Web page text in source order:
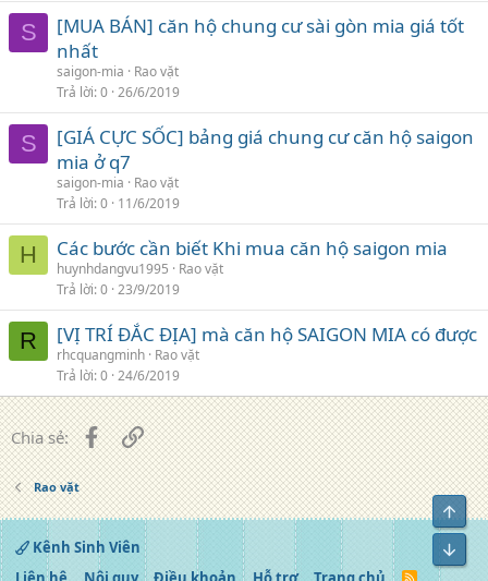
S
[MUA BÁN] căn hộ chung cư sài gòn mia giá tốt
nhất
saigon-mia
Rao vặt
Trả lời 0 26/6/2019
S
[GIÁ CỰC SỐC] bảng giá chung cư căn hộ saigon
mia ở q7
saigon-mia
Rao vặt
Trả lời 0 11/6/2019
H Các bước cần biết Khi mua căn hộ saigon mia
huynhdangvu1995
Rao vặt
Trả lời 0 23/9/2019
R [VỊ TRÍ ĐẮC ĐỊA] mà căn hộ SAIGON MIA có được
rhcquangminh Rao vặt
Trả lời 0 24/6/2019
Chia sẻ: FacebookLiên kết
Rao vặt
Kênh Sinh Viên
R
Top